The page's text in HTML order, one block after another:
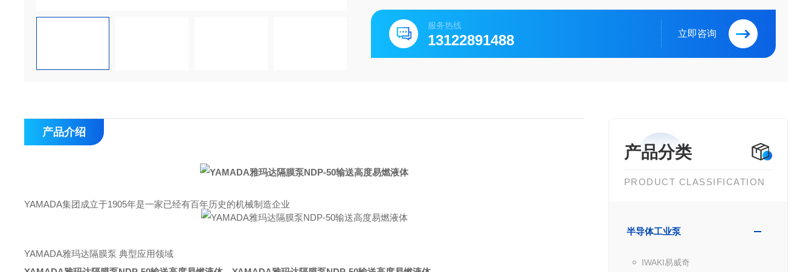
服务热线
13122891488 立即咨询
产品分类
PRODUCT CLASSIFICATION
半导体工业泵
IWAKI易威奇
产品介绍
YAMADA集团成立于1905年是一家已经有百年历史的机械制造企业
YAMADA雅玛达隔膜泵 典型应用领域